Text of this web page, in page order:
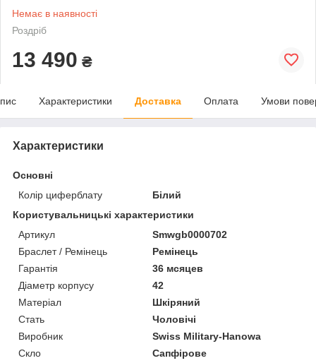
Немає в наявності
Роздріб
13 490 ₴
Характеристики Доставка Оплата Умови
Характеристики
Основні
Колір циферблату
Білий
Користувальницькі характеристики
Артикул
Smwgb0000702
Браслет / Ремінець
Ремінець
Гарантія
36 мсяцев
Діаметр корпусу
42
Матеріал
Шкіряний
Стать
Чоловічі
Виробник
Swiss Military-Hanowa
Скло
Сапфірове